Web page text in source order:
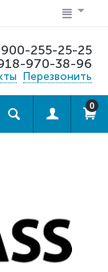
255-25-25
970-38-96
Перезвонить
0